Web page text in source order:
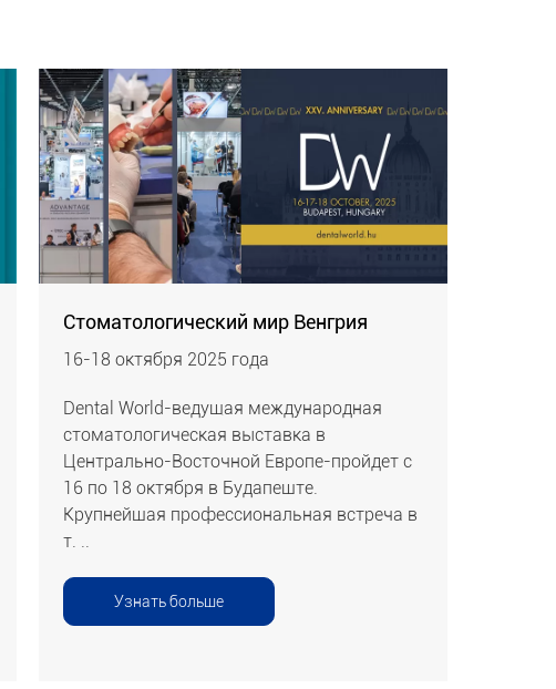
Стоматологический мир Венгрия
16-18 октября 2025 года
Dental World-ведущая международная
стоматологическая выставка в
Центрально-Восточной Европе-пройдет с
16 по 18 октября в Будапеште.
Крупнейшая профессиональная встреча в
т. ..
Узнать больше